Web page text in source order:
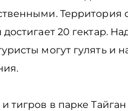
Территория
достигает 20 гектар.
могут гулять и
тигров в парке